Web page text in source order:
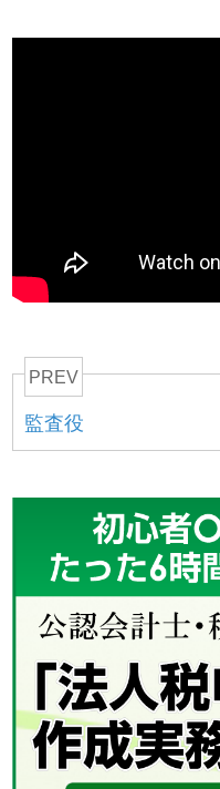
PREV
監査役